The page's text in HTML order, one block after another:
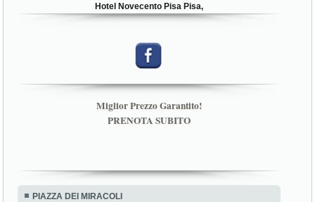
Hotel Novecento Pisa Pisa,
Miglior Prezzo Garantito!
PRENOTA SUBITO
PIAZZA DEI MIRACOLI